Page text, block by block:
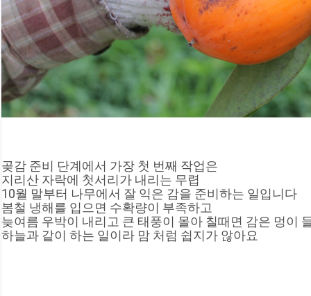
곶감 준비 단계에서 가장 첫 번째 작업은
지리산 자락에 첫서리가 내리는 무렵
10월 말부터 나무에서 잘 익은 감을 준비하는 일입니다
봄철 냉해를 입으면 수확량이 부족하고
늦여름 우박이 내리고 큰 태풍이 몰아 칠때면 감은 멍이
하늘과 같이 하는 일이라 맘 처럼 쉽지가 않아요